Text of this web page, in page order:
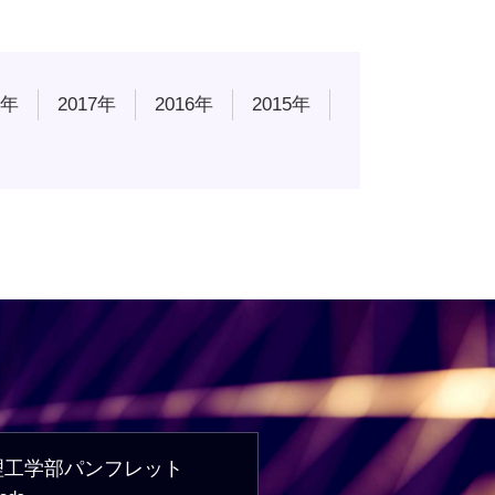
2017年 2016年
2015年
学部パンフレット